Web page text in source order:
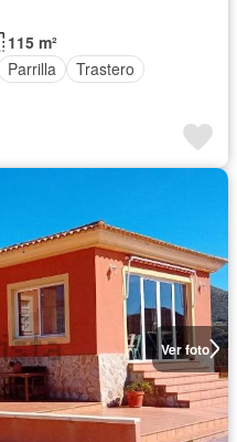
115 m²
Parrilla
Trastero
Ver foto